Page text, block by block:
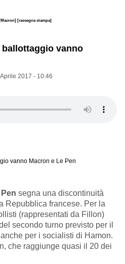
[rassegna stampa]
vanno
2017 - 10:46
Pen segna una discontinuità
Repubblica francese. Per la
(rappresentati da Fillon)
secondo turno previsto per il
per i socialisti di Hamon.
che raggiunge quasi il 20 dei